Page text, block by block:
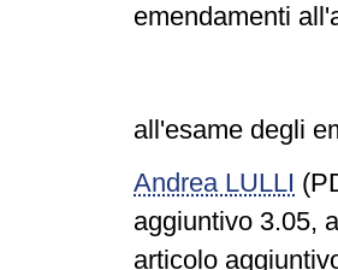
emendamenti
all'esame degli
Andrea LULLI
aggiuntivo 3.05,
articolo